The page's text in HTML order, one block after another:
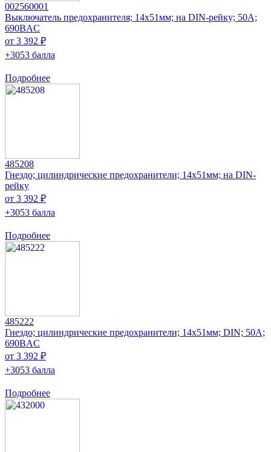
002560001
Выключатель предохранителя; 14x51мм; на DIN-рейку; 50А;
690ВAC
от 3 392 ₽
+3053 балла
Подробнее
485208
Гнездо; цилиндрические предохранители; 14x51мм; на DIN-
рейку
от 3 392 ₽
+3053 балла
Подробнее
485222
Гнездо; цилиндрические предохранители; 14x51мм; DIN; 50А;
690ВAC
от 3 392 ₽
+3053 балла
Подробнее